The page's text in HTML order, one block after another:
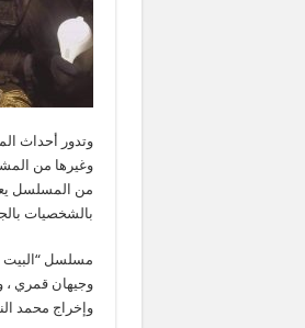
وتدور أحداث
وغيرها من
من المسلسل
بالشخصيات
مسلسل “البيت
وجيهان قمري ،
وإخراج محمد